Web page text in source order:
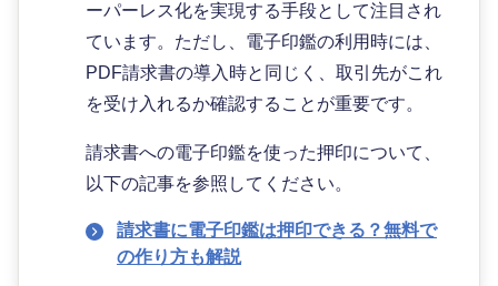
ーパーレス化を実現する手段として注目され
ています。ただし、電子印鑑の利用時には、
PDF請求書の導入時と同じく、取引先がこれ
を受け入れるか確認することが重要です。
請求書への電子印鑑を使った押印について、
以下の記事を参照してください。
請求書に電子印鑑は押印できる？無料で
の作り方も解説